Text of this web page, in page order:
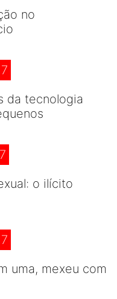
no
da tecnologia
o ilícito
uma, mexeu com